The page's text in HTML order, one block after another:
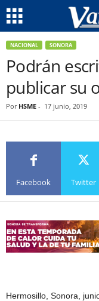
NACIONAL SONORA
Podrán
publicar su
Por HSME - 17 junio, 2019
Facebook Twitter
Hermosillo, Sonora,